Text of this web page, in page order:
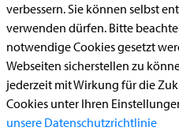
Ummeldung zugelassenes
Kontakt
StädteRegion Aachen
verbessern. Sie können selbst
verwenden dürfen. Bitte
notwendige Cookies gesetzt
Webseiten sicherstellen zu
jederzeit mit Wirkung für die
Cookies unter Ihren
unsere Datenschutzrichtlinie